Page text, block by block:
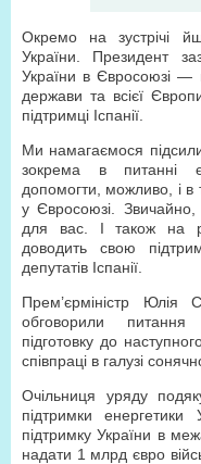
Окремо на зустрічі
України. Президент
України в Євросоюзі —
держави та всієї
підтримці Іспанії.
Ми намагаємося
зокрема в питанні
допомогти, можливо, і в
у Євросоюзі.
для вас. І також на
доводить свою
депутатів Іспанії.
Прем’єр­міністр Юлія
обговорили питання
підготовку до
співпраці в галузі
Очільниця уряду
підтримки енергетики
підтримку України в
надати 1 млрд євро